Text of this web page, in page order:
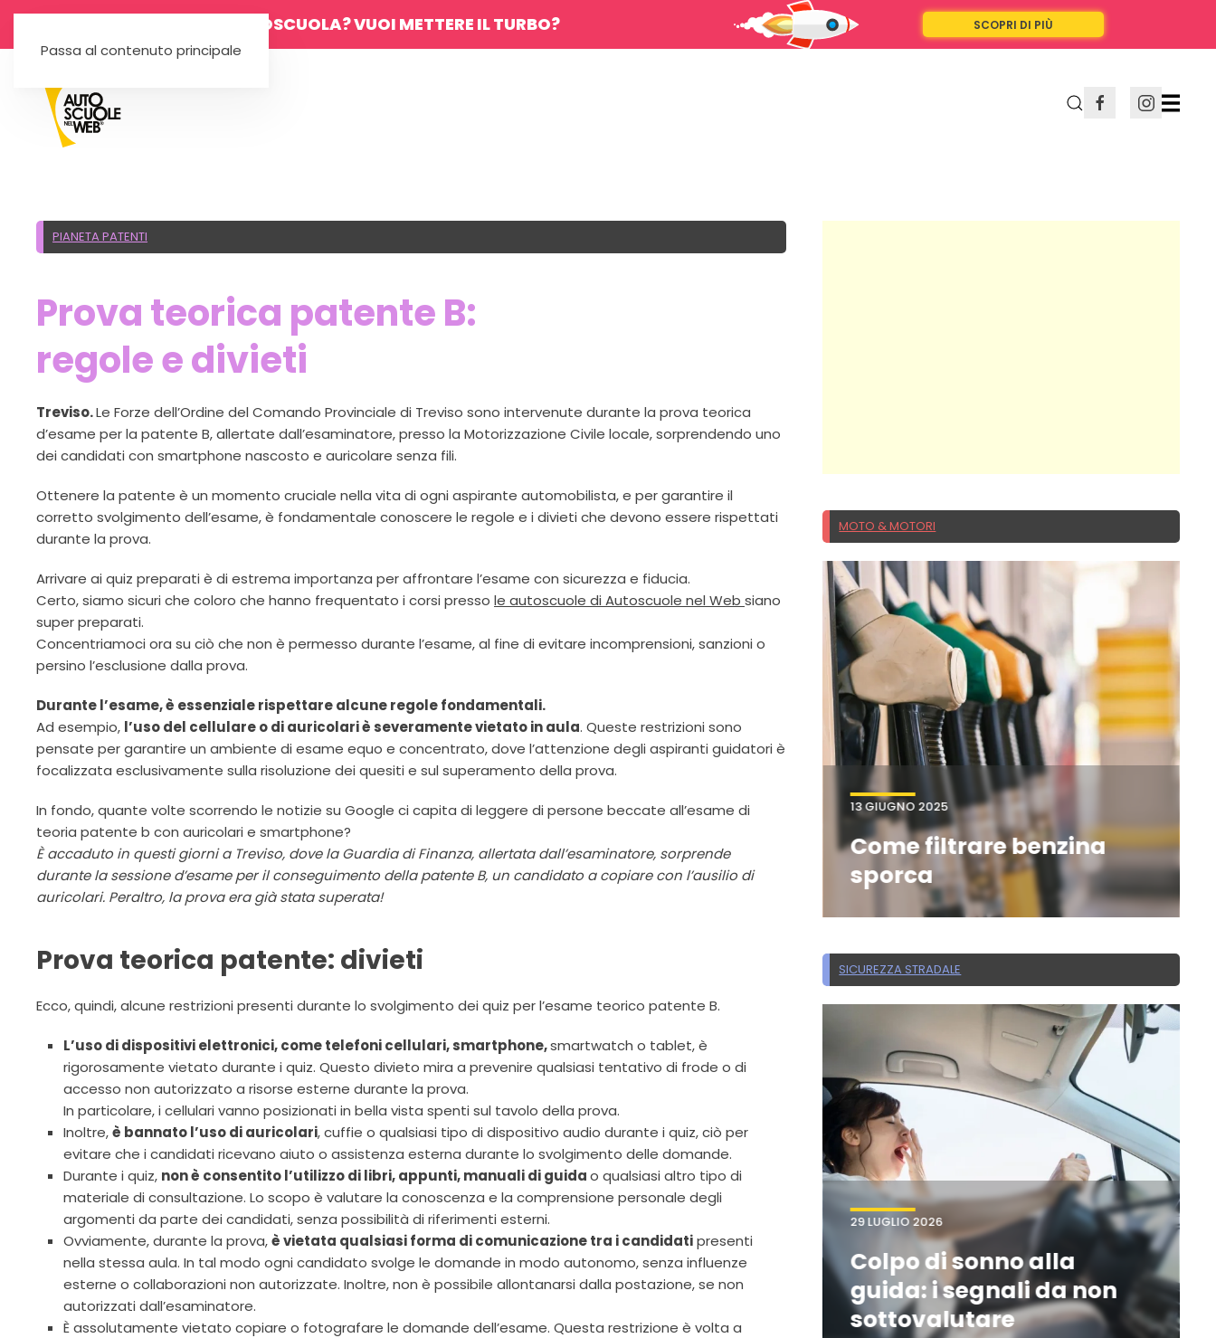
Passa al contenuto principale
SEI UN'AUTOSCUOLA? VUOI METTERE IL TURBO? SCOPRI DI PIÙ
PIANETA PATENTI
Prova teorica patente B:
regole e divieti
Treviso.Le Forze dell’Ordine del Comando Provinciale di Treviso sono intervenute durante la prova teorica
d’esame per la patente B, allertate dall’esaminatore, presso la Motorizzazione Civile locale, sorprendendo uno
dei candidati con smartphone nascosto e auricolare senza fili.
Ottenere la patente è un momento cruciale nella vita di ogni aspirante automobilista, e per garantire il
corretto svolgimento dell’esame, è fondamentale conoscere le regole e i divieti che devono essere rispettati
durante la prova.
Arrivare ai quiz preparati è di estrema importanza per affrontare l’esame con sicurezza e fiducia.
Certo, siamo sicuri che coloro che hanno frequentato i corsi presso le autoscuole di Autoscuole nel Web siano
super preparati.
Concentriamoci ora su ciò che non è permesso durante l’esame, al fine di evitare incomprensioni, sanzioni o
persino l’esclusione dalla prova.
Durante l’esame, è essenziale rispettare alcune regole fondamentali.
Ad esempio, l’uso del cellulare o di auricolari è severamente vietato in aula. Queste restrizioni sono
pensate per garantire un ambiente di esame equo e concentrato, dove l’attenzione degli aspiranti guidatori è
focalizzata esclusivamente sulla risoluzione dei quesiti e sul superamento della prova.
In fondo, quante volte scorrendo le notizie su Google ci capita di leggere di persone beccate all’esame di
teoria patente b con auricolari e smartphone?
È accaduto in questi giorni a Treviso, dove la Guardia di Finanza, allertata dall’esaminatore, sorprende
durante la sessione d’esame per il conseguimento della patente B, un candidato a copiare con l’ausilio di
auricolari. Peraltro, la prova era già stata superata!
Prova teorica patente: divieti
Ecco, quindi, alcune restrizioni presenti durante lo svolgimento dei quiz per l’esame teorico patente B.
L’uso di dispositivi elettronici, come telefoni cellulari, smartphone,smartwatch o tablet, è
rigorosamente vietato durante i quiz. Questo divieto mira a prevenire qualsiasi tentativo di frode o di
accesso non autorizzato a risorse esterne durante la prova.
In particolare, i cellulari vanno posizionati in bella vista spenti sul tavolo della prova.
Inoltre,è bannato l’uso di auricolari, cuffie o qualsiasi tipo di dispositivo audio durante i quiz, ciò per
evitare che i candidati ricevano aiuto o assistenza esterna durante lo svolgimento delle domande.
Durante i quiz, non è consentito l’utilizzo di libri, appunti, manuali di guidao qualsiasi altro tipo di
materiale di consultazione. Lo scopo è valutare la conoscenza e la comprensione personale degli
argomenti da parte dei candidati, senza possibilità di riferimenti esterni.
Ovviamente, durante la prova,è vietata qualsiasi forma di comunicazione tra i candidatipresenti
nella stessa aula. In tal modo ogni candidato svolge le domande in modo autonomo, senza influenze
esterne o collaborazioni non autorizzate. Inoltre, non è possibile allontanarsi dalla postazione, se non
autorizzati dall’esaminatore.
È assolutamente vietato copiare o fotografare le domande dell’esame. Questa restrizione è volta a
MOTO & MOTORI
13 GIUGNO 2025
Come filtrare benzina
sporca
SICUREZZA STRADALE
29 LUGLIO 2026
Colpo di sonno alla
guida: i segnali da non
sottovalutare